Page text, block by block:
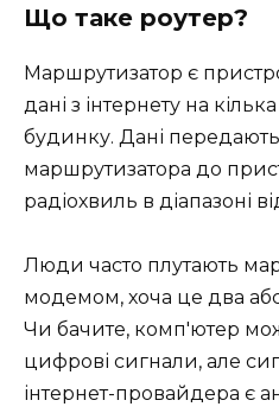
Що таке роутер?
Маршрутизатор є
дані з інтернету на
будинку. Дані
маршрутизатора до
радіохвиль в діапазоні
Люди часто плутають
модемом, хоча це два
Чи бачите, комп'ютер
цифрові сигнали, але
інтернет-провайдера є